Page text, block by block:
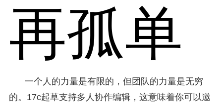
再孤单
一个人的力量是有限的，但团队的力量是无穷
的。17c起草支持多人协作编辑，这意味着你可以邀